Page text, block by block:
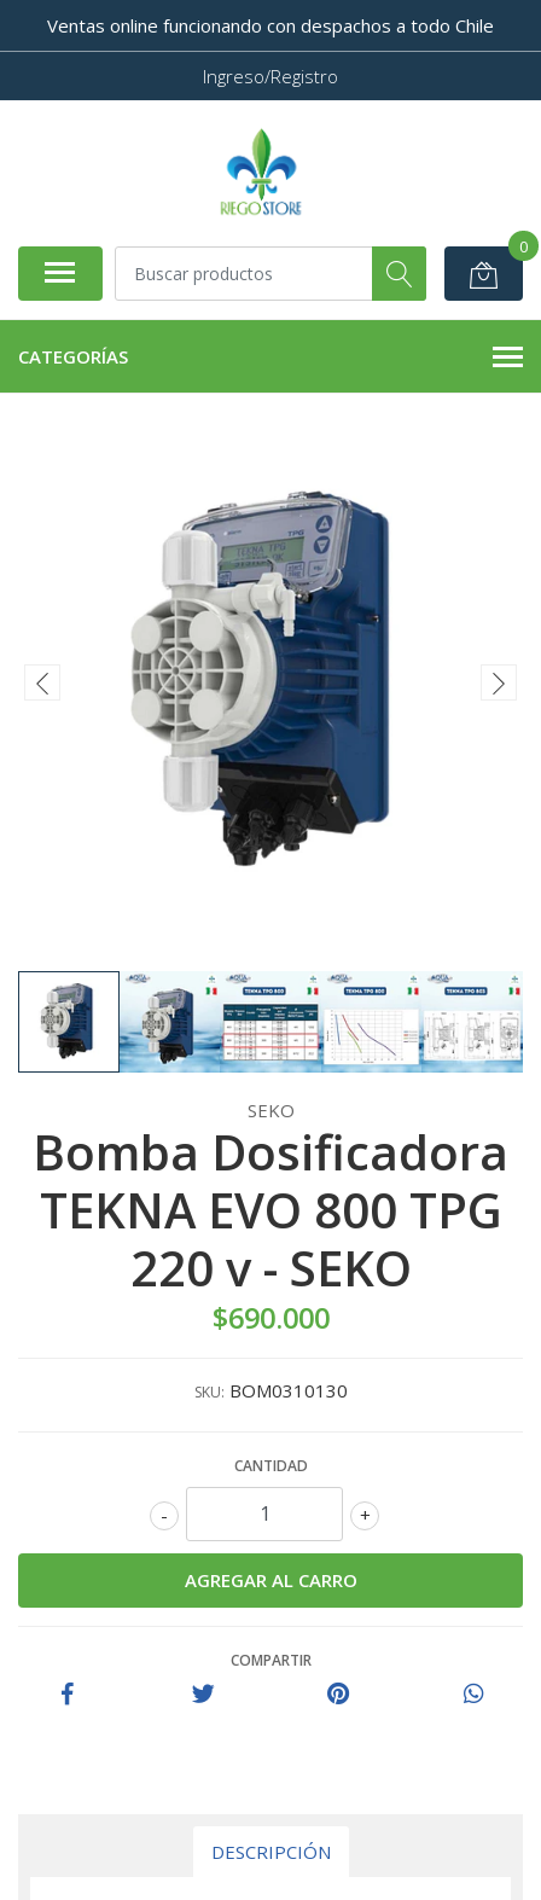
Ventas online funcionando con despachos a todo Chile
Ingreso/Registro
0
CATEGORÍAS
SEKO
Bomba Dosificadora
TEKNA EVO 800 TPG
220 v - SEKO
$690.000
SKU: BOM0310130
CANTIDAD
+
-
COMPARTIR
DESCRIPCIÓN